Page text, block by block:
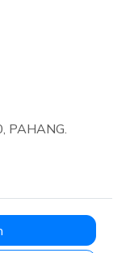
PAHANG.